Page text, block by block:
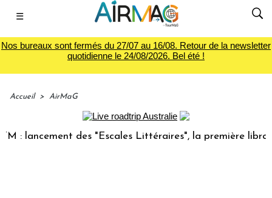
☰
Nos bureaux sont fermés du 27/07 au 16/08. Retour de la newsletter
quotidienne le 24/08/2026. Bel été !
Accueil > AirMaG
des "Escales Littéraires", la première librairie